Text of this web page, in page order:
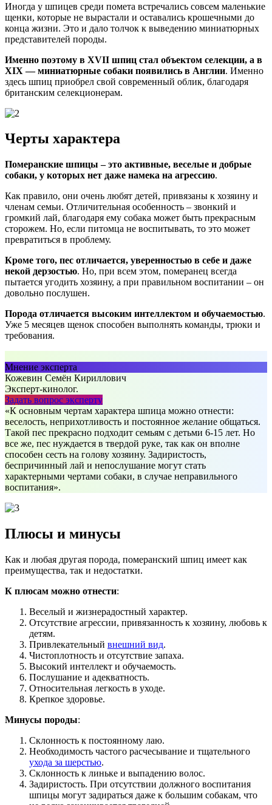
Иногда у шпицев среди помета встречались совсем маленькие
щенки, которые не вырастали и оставались крошечными до
конца жизни. Это и дало толчок к выведению миниатюрных
представителей породы.
Именно поэтому в XVII шпиц стал объектом селекции, а в
XIX — миниатюрные собаки появились в Англии. Именно
здесь шпиц приобрел свой современный облик, благодаря
британским селекционерам.
Черты характера
Померанские шпицы – это активные, веселые и добрые
собаки, у которых нет даже намека на агрессию.
Как правило, они очень любят детей, привязаны к хозяину и
членам семьи. Отличительная особенность – звонкий и
громкий лай, благодаря ему собака может быть прекрасным
сторожем. Но, если питомца не воспитывать, то это может
превратиться в проблему.
Кроме того, пес отличается, уверенностью в себе и даже
некой дерзостью. Но, при всем этом, померанец всегда
пытается угодить хозяину, а при правильном воспитании – он
довольно послушен.
Порода отличается высоким интеллектом и обучаемостью.
Уже 5 месяцев щенок способен выполнять команды, трюки и
требования.
Мнение эксперта
Кожевин Семён Кириллович
Эксперт-кинолог.
Задать вопрос эксперту
«К основным чертам характера шпица можно отнести:
веселость, неприхотливость и постоянное желание общаться.
Такой пес прекрасно подходит семьям с детьми 6-15 лет. Но
все же, пес нуждается в твердой руке, так как он вполне
способен сесть на голову хозяину. Задиристость,
беспричинный лай и непослушание могут стать
характерными чертами собаки, в случае неправильного
воспитания».
Плюсы и минусы
Как и любая другая порода, померанский шпиц имеет как
преимущества, так и недостатки.
К плюсам можно отнести:
Веселый и жизнерадостный характер.
Отсутствие агрессии, привязанность к хозяину, любовь к
детям.
Привлекательный внешний вид.
Чистоплотность и отсутствие запаха.
Высокий интеллект и обучаемость.
Послушание и адекватность.
Относительная легкость в уходе.
Крепкое здоровье.
Минусы породы:
Склонность к постоянному лаю.
Необходимость частого расчесывание и тщательного
ухода за шерстью.
Склонность к линьке и выпадению волос.
Задиристость. При отсутствии должного воспитания
шпицы могут задираться даже к большим собакам, что